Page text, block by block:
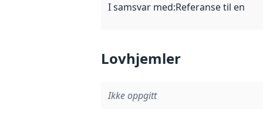
I samsvar med:Referanse til en
Lovhjemler
Ikke oppgitt